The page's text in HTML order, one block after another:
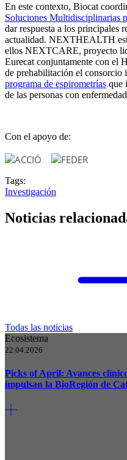
En este contexto, Biocat
Soluciones Multidisciplinarias
dar respuesta a los principales
actualidad. NEXTHEALTH
ellos NEXTCARE, proyecto
Eurecat conjuntamente con el
de prehabilitación el consorcio
programa de espirometrías que
de las personas con
Con el apoyo de:
Tags:
Investigación
Noticias
Todas las noticias
Ecosistema
22.04.2026
Picks of April: Avances
impulsan la BioRegión de